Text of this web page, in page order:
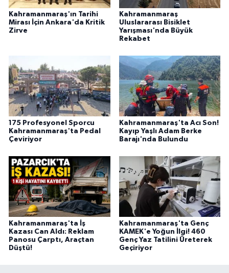
Kahramanmaraş'ın Tarihi
Mirası İçin Ankara'da Kritik
Zirve
Kahramanmaraş
Uluslararası Bisiklet
Yarışması'nda Büyük
Rekabet
175 Profesyonel Sporcu
Kahramanmaraş'ta Pedal
Çeviriyor
Kahramanmaraş'ta Acı Son!
Kayıp Yaşlı Adam Berke
Barajı'nda Bulundu
Kahramanmaraş'ta İş
Kazası Can Aldı: Reklam
Panosu Çarptı, Araçtan
Düştü!
Kahramanmaraş'ta Genç
KAMEK'e Yoğun İlgi! 460
Genç Yaz Tatilini Üreterek
Geçiriyor
ASAYİŞ
BİLİM VE TEKNOLOJİ
YARIŞMALAR
TANITIM
HABERDE İNSAN